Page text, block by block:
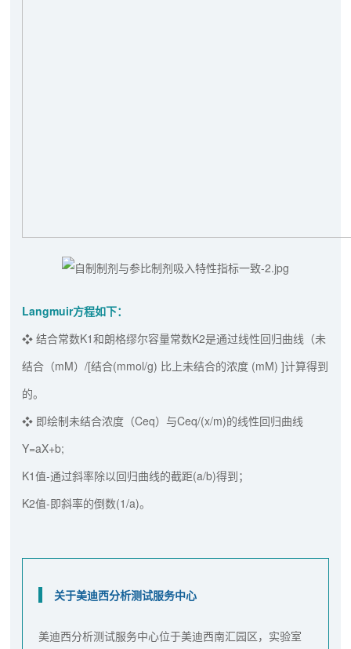
Langmuir方程如下：
❖ 结合常数K1和朗格缪尔容量常数K2是通过线性回归曲线（未
结合（mM）/[结合(mmol/g) 比上未结合的浓度 (mM) ]计算得到
的。
❖ 即绘制未结合浓度（Ceq）与Ceq/(x/m)的线性回归曲线
Y=aX+b;
K1值-通过斜率除以回归曲线的截距(a/b)得到；
K2值-即斜率的倒数(1/a)。
关于美迪西分析测试服务中心
美迪西分析测试服务中心位于美迪西南汇园区，实验室